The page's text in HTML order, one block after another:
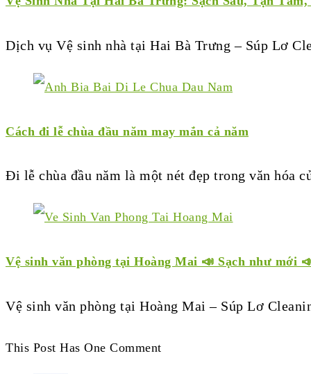
Dịch vụ Vệ sinh nhà tại Hai Bà Trưng – Súp Lơ
Cách đi lễ chùa đầu năm may mắn cả năm
Đi lễ chùa đầu năm là một nét đẹp trong văn hóa
Vệ sinh văn phòng tại Hoàng Mai 📣 Sạch như mới
Vệ sinh văn phòng tại Hoàng Mai – Súp Lơ
This Post Has One Comment